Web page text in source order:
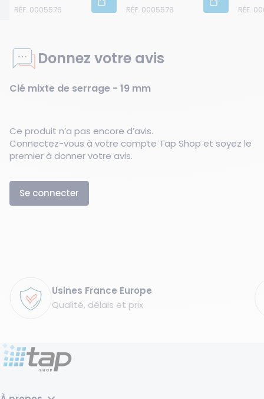
RÉF. 0005576 RÉF. 0005578 RÉF.
Donnez votre avis
Clé mixte de serrage - 19 mm
Ce produit n’a pas encore d’avis.
Connectez-vous à votre compte Tap Shop et soyez le
premier à donner votre avis.
Se connecter
Usines France Europe
Qualité, délais et prix